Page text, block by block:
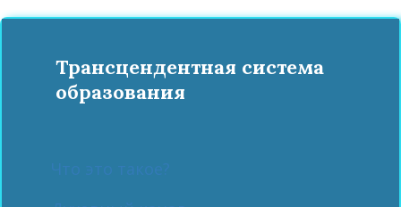
Трансцендентная система
образования